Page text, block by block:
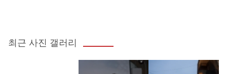
최근 사진 갤러리